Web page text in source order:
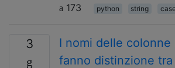
173
python string
3
I nomi delle colonne
fanno distinzione